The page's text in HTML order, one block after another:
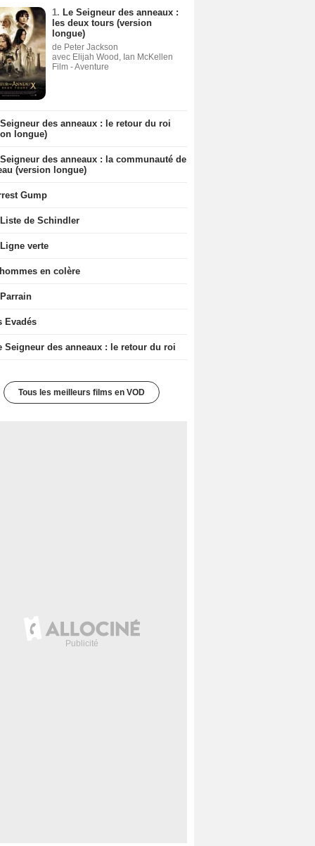
1. Le Seigneur des anneaux :
les deux tours (version
longue)
de Peter Jackson
avec Elijah Wood, Ian McKellen
Film - Aventure
des anneaux : le retour du roi
longue)
des anneaux : la communauté de
(version longue)
Gump
de Schindler
verte
en colère
Evadés
Seigneur des anneaux : le retour du roi
Tous les meilleurs films en VOD